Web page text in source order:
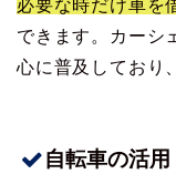
必要な時だけ車を
できます。カーシ
心に普及しており
自転車の活用